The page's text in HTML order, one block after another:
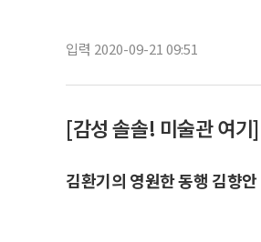
입력 2020-09-21 09:51
[감성 솔솔! 미술관 여
김환기의 영원한 동행 김향안